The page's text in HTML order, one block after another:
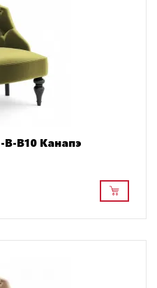
B10 Канапэ